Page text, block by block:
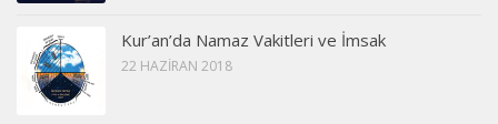
Kur’an’da Namaz Vakitleri ve İmsak
22 HAZIRAN 2018